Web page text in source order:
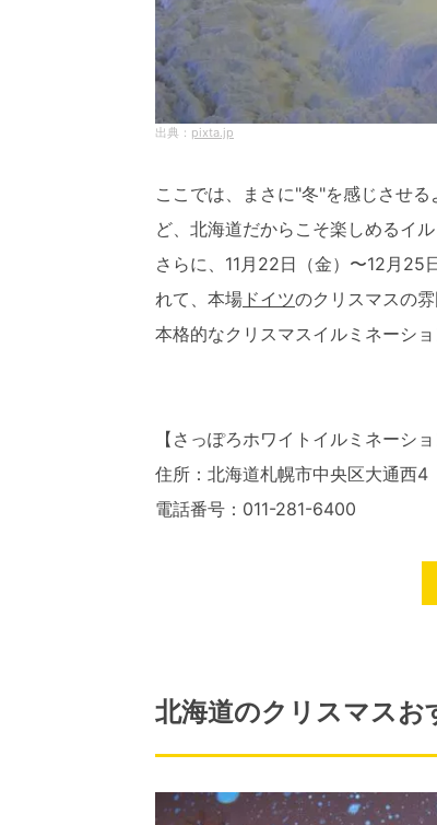
pixta.jp
ここでは、まさに"冬"を感じさせ
ど、北海道だからこそ楽しめるイ
さらに、11月22日（金）〜12月
れて、本場 ドイツのクリスマスの
本格的なクリスマスイルミネーシ
【さっぽろホワイトイルミネーショ
住所：北海道札幌市中央区大通西4
電話番号：011-281-6400
北海道のクリスマスお